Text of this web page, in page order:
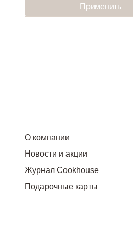
Применить
О компании
Новости и акции
Журнал Cookhouse
Подарочные карты